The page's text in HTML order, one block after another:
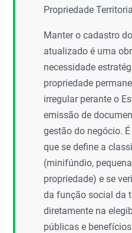
Propriedade
Manter o cadastro
atualizado é uma
necessidade
propriedade
irregular perante o
emissão de
gestão do negócio.
que se define a
(minifúndio,
propriedade) e se
da função social da
diretamente na
públicas e